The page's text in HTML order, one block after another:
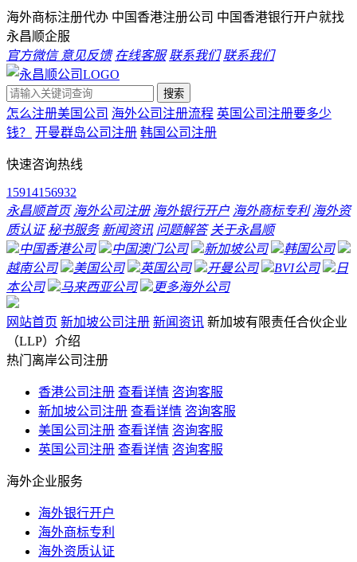
海外商标注册代办 中国香港注册公司 中国香港银行开户就找
永昌顺企服
官方微信 意见反馈 在线客服 联系我们 联系我们
搜索
怎么注册美国公司 海外公司注册流程 英国公司注册要多少
钱？
开曼群岛公司注册 韩国公司注册
快速咨询热线
15914156932
永昌顺首页 海外公司注册 海外银行开户 海外商标专利 海外资
质认证 秘书服务 新闻资讯 问题解答 关于永昌顺
中国香港公司
中国澳门公司 新加坡公司
韩国公司
越南公司
美国公司 英国公司 开曼公司 BVI公司
日
本公司
马来西亚公司 更多海外公司
网站首页 新加坡公司注册 新闻资讯 新加坡有限责任合伙企业
（LLP）介绍
热门离岸公司注册
香港公司注册 查看详情 咨询客服
新加坡公司注册 查看详情 咨询客服
美国公司注册 查看详情 咨询客服
英国公司注册 查看详情 咨询客服
海外企业服务
海外银行开户
海外商标专利
海外资质认证